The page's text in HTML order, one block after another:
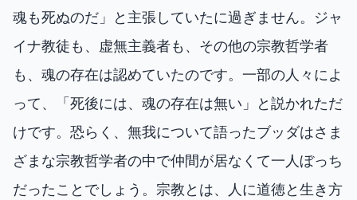
魂も死ぬのだ」と主張していたに過ぎません。ジャ
イナ教徒も、虚無主義者も、その他の宗教哲学者
も、魂の存在は認めていたのです。一部の人々によ
って、「死後には、魂の存在は無い」と説かれただ
けです。恐らく、無我について語ったブッダはさま
ざまな宗教哲学者の中で仲間が居なくて一人ぼっち
だったことでしょう。宗教とは、人に道徳と生き方